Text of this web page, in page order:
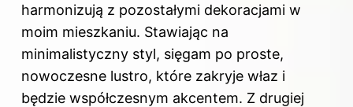
harmonizują z pozostałymi dekoracjami w
moim mieszkaniu. Stawiając na
minimalistyczny styl, sięgam po proste,
nowoczesne lustro, które zakryje właz i
będzie współczesnym akcentem. Z drugiej